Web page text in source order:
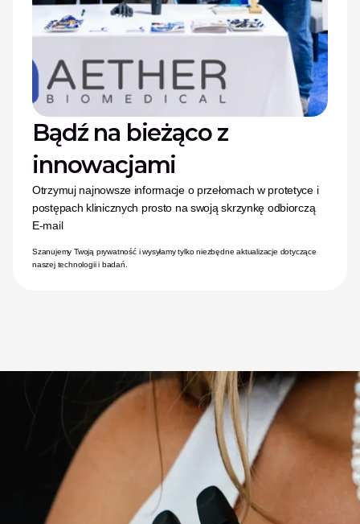
Bądź na bieżąco z
innowacjami
Otrzymuj najnowsze informacje o przełomach w protetyce i
postępach klinicznych prosto na swoją skrzynkę odbiorczą
E-mail
Szanujemy Twoją prywatność i wysyłamy tylko niezbędne aktualizacje dotyczące
naszej technologii i badań.